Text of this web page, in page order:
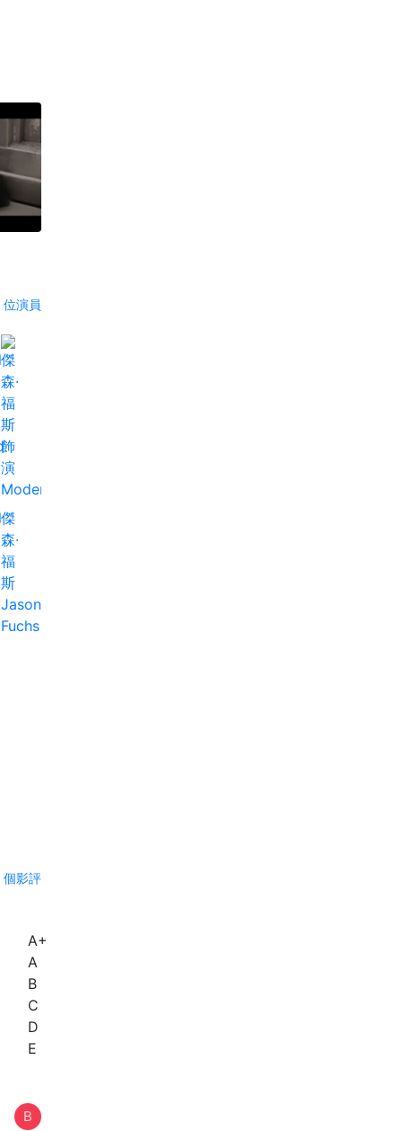
演員
傑
森·
福
斯
Jason
Fuchs
個影評
A+
A
B
C
D
E
B